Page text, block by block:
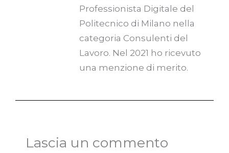
Professionista Digitale del
Politecnico di Milano nella
categoria Consulenti del
Lavoro. Nel 2021 ho ricevuto
una menzione di merito.
Lascia un commento